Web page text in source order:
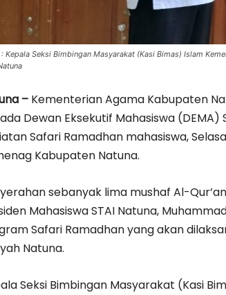
: Kepala Seksi Bimbingan Masyarakat (Kasi Bimas) Islam
– Kementerian Agama Kabupaten
Dewan Eksekutif Mahasiswa
Safari Ramadhan mahasiswa,
Kabupaten Natuna.
sebanyak lima mushaf Al-
Mahasiswa STAI Natuna,
Safari Ramadhan yang akan
Natuna.
Seksi Bimbingan Masyarakat (Kasi